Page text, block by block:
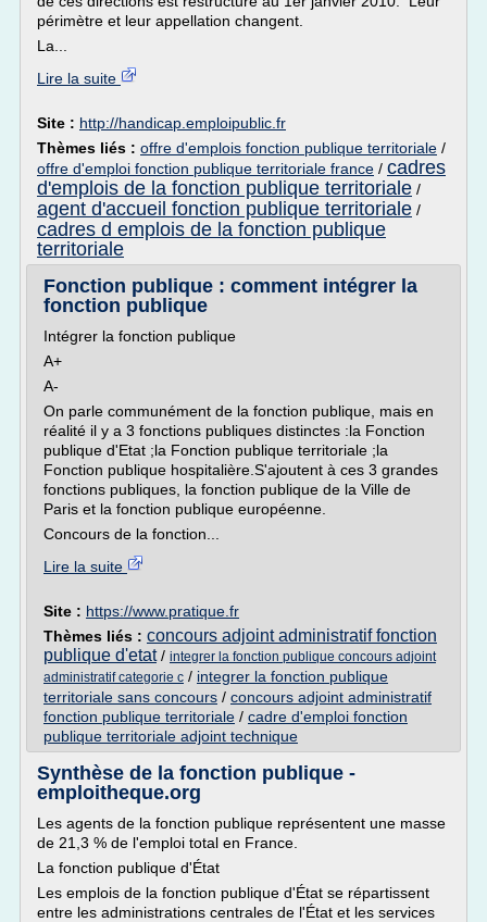
périmètre et leur appellation changent.
La...
Lire la suite
Site : http://handicap.emploipublic.fr
Thèmes liés : offre d'emplois fonction publique territoriale /
offre d'emploi fonction publique territoriale france / cadres
d'emplois de la fonction publique territoriale /
agent d'accueil fonction publique territoriale /
cadres d emplois de la fonction publique
territoriale
Fonction publique : comment intégrer la
fonction publique
Intégrer la fonction publique
A+
A-
On parle communément de la fonction publique, mais en
réalité il y a 3 fonctions publiques distinctes :la Fonction
publique d'Etat ;la Fonction publique territoriale ;la
Fonction publique hospitalière.S'ajoutent à ces 3 grandes
fonctions publiques, la fonction publique de la Ville de
Paris et la fonction publique européenne.
Concours de la fonction...
Lire la suite
Site : https://www.pratique.fr
Thèmes liés : concours adjoint administratif fonction
publique d'etat/ integrer la fonction publique concours adjoint
administratif categorie c / integrer la fonction publique
territoriale sans concours / concours adjoint administratif
fonction publique territoriale / cadre d'emploi fonction
publique territoriale adjoint technique
Synthèse de la fonction publique -
emploitheque.org
Les agents de la fonction publique représentent une masse
de 21,3 % de l'emploi total en France.
La fonction publique d'État
Les emplois de la fonction publique d'État se répartissent
entre les administrations centrales de l'État et les services